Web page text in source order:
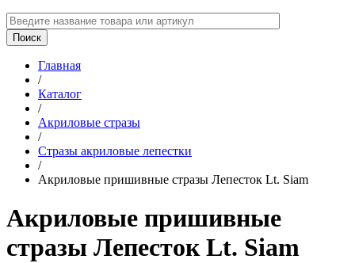
Главная
/
Каталог
/
Акриловые стразы
/
Стразы акриловые лепестки
/
Акриловые пришивные стразы Лепесток Lt. Siam
Акриловые пришивные
стразы Лепесток Lt. Siam